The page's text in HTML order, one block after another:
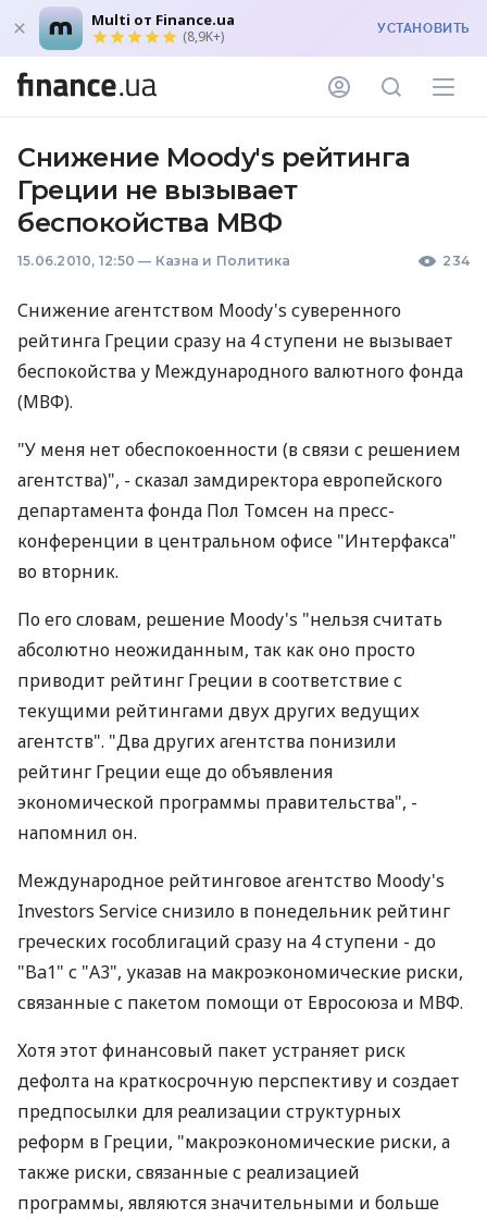
Multi от Finance.ua
(8,9K+) УСТАНОВИТЬ
Снижение Moody's рейтинга
Греции не вызывает
беспокойства МВФ
15.06.2010, 12:50 — Казна и Политика 234
Снижение агентством Moody's суверенного
рейтинга Греции сразу на 4 ступени не вызывает
беспокойства у Международного валютного фонда
(МВФ).
"У меня нет обеспокоенности (в связи с решением
агентства)", - сказал замдиректора европейского
департамента фонда Пол Томсен на пресс-
конференции в центральном офисе "Интерфакса"
во вторник.
По его словам, решение Moody's "нельзя считать
абсолютно неожиданным, так как оно просто
приводит рейтинг Греции в соответствие с
текущими рейтингами двух других ведущих
агентств". "Два других агентства понизили
рейтинг Греции еще до объявления
экономической программы правительства", -
напомнил он.
Международное рейтинговое агентство Moody's
Investors Service снизило в понедельник рейтинг
греческих гособлигаций сразу на 4 ступени - до
"Ba1" с "A3", указав на макроэкономические риски,
связанные с пакетом помощи от Евросоюза и МВФ.
Хотя этот финансовый пакет устраняет риск
дефолта на краткосрочную перспективу и создает
предпосылки для реализации структурных
реформ в Греции, "макроэкономические риски, а
также риски, связанные с реализацией
программы, являются значительными и больше